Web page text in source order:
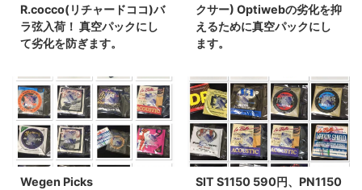
R.cocco(リチャードココ)バ
ラ弦入荷！ 真空パックにし
て劣化を防ぎます。
クサー) Optiwebの劣化を抑
えるために真空パックにし
ます。
Wegen Picks
SIT S1150 590円、PN1150